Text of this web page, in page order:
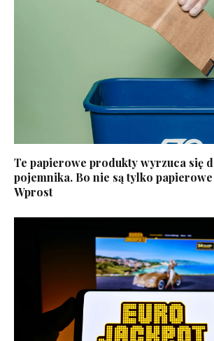
Te papierowe produkty wyrzuca się
pojemnika. Bo nie są tylko
Wprost